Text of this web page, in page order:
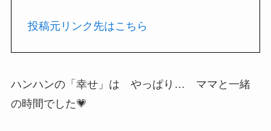
投稿元リンク先はこちら
ハンハンの「幸せ」は やっぱり… ママと一緒
の時間でした💗